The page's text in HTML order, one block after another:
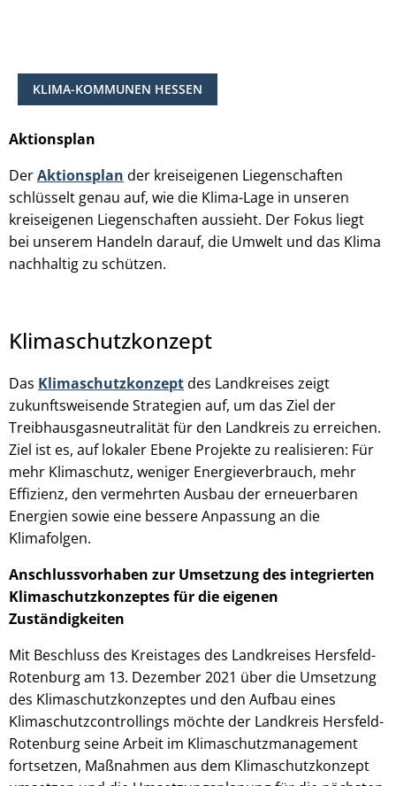
KLIMA-KOMMUNEN HESSEN
Aktionsplan
DerAktionsplan der kreiseigenen Liegenschaften
schlüsselt genau auf, wie die Klima-Lage in unseren
kreiseigenen Liegenschaften aussieht. Der Fokus liegt
bei unserem Handeln darauf, die Umwelt und das Klima
nachhaltig zu schützen.
Klimaschutzkonzept
Das Klimaschutzkonzeptdes Landkreises zeigt
zukunftsweisende Strategien auf, um das Ziel der
Treibhausgasneutralität für den Landkreis zu erreichen.
Ziel ist es, auf lokaler Ebene Projekte zu realisieren: Für
mehr Klimaschutz, weniger Energieverbrauch, mehr
Effizienz, den vermehrten Ausbau der erneuerbaren
Energien sowie eine bessere Anpassung an die
Klimafolgen.
Anschlussvorhaben zur Umsetzung des integrierten
Klimaschutzkonzeptes für die eigenen
Zuständigkeiten
Mit Beschluss des Kreistages des Landkreises Hersfeld-
Rotenburg am 13. Dezember 2021 über die Umsetzung
des Klimaschutzkonzeptes und den Aufbau eines
Klimaschutzcontrollings möchte der Landkreis Hersfeld-
Rotenburg seine Arbeit im Klimaschutzmanagement
fortsetzen, Maßnahmen aus dem Klimaschutzkonzept